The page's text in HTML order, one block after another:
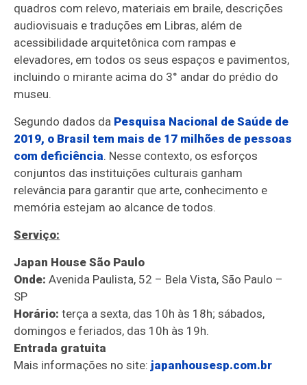
quadros com relevo, materiais em braile, descrições
audiovisuais e traduções em Libras, além de
acessibilidade arquitetônica com rampas e
elevadores, em todos os seus espaços e pavimentos,
incluindo o mirante acima do 3° andar do prédio do
museu.
Segundo dados da Pesquisa Nacional de Saúde de
2019, o Brasil tem mais de 17 milhões de pessoas
com deficiência. Nesse contexto, os esforços
conjuntos das instituições culturais ganham
relevância para garantir que arte, conhecimento e
memória estejam ao alcance de todos.
Serviço:
Japan House São Paulo
Onde: Avenida Paulista, 52 – Bela Vista, São Paulo –
SP
Horário: terça a sexta, das 10h às 18h; sábados,
domingos e feriados, das 10h às 19h.
Entrada gratuita
Mais informações no site: japanhousesp.com.br